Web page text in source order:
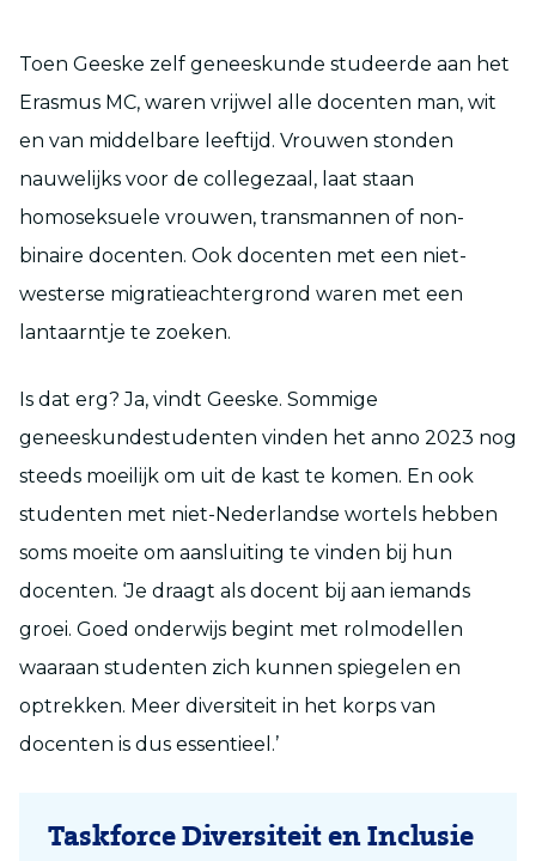
Toen Geeske zelf geneeskunde studeerde aan het
Erasmus MC, waren vrijwel alle docenten man, wit
en van middelbare leeftijd. Vrouwen stonden
nauwelijks voor de collegezaal, laat staan
homoseksuele vrouwen, transmannen of non-
binaire docenten. Ook docenten met een niet-
westerse migratieachtergrond waren met een
lantaarntje te zoeken.
Is dat erg? Ja, vindt Geeske. Sommige
geneeskundestudenten vinden het anno 2023 nog
steeds moeilijk om uit de kast te komen. En ook
studenten met niet-Nederlandse wortels hebben
soms moeite om aansluiting te vinden bij hun
docenten. ‘Je draagt als docent bij aan iemands
groei. Goed onderwijs begint met rolmodellen
waaraan studenten zich kunnen spiegelen en
optrekken. Meer diversiteit in het korps van
docenten is dus essentieel.’
Taskforce Diversiteit en Inclusie